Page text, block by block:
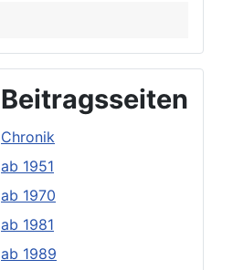
Beitragsseiten
Chronik
ab 1951
ab 1970
ab 1981
ab 1989